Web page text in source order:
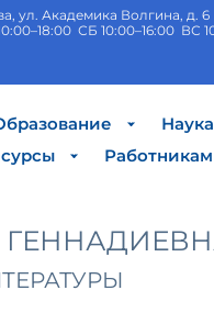
ул. Академика Волгина, д. 6
СБ 10:00–16:00 ВС
Наука
Работникам